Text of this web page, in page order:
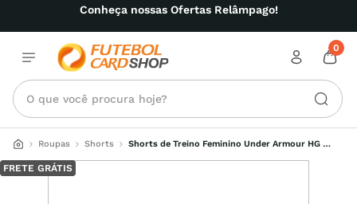
Conheça nossas Ofertas Relâmpago!
0
O que você procura hoje?
Roupas Shorts
Shorts de Treino Feminino Under Armour HG
FRETE GRÁTIS